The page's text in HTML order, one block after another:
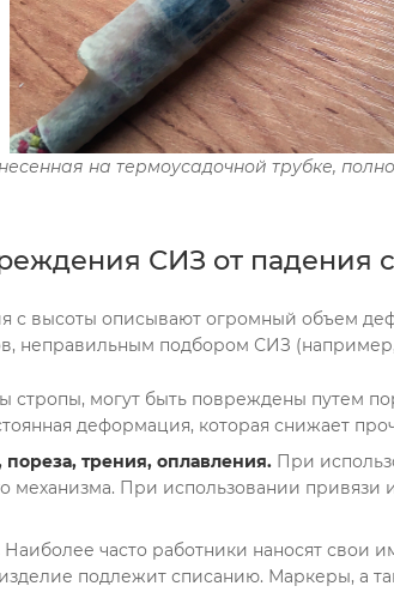
на термоусадочной трубке,
СИЗ от падения
высоты описывают огромный объем
неправильным подбором СИЗ
стропы, могут быть повреждены путем
деформация, которая снижает
трения, оплавления. При
механизма. При использовании
Наиболее часто работники наносят свои
подлежит списанию. Маркеры, а